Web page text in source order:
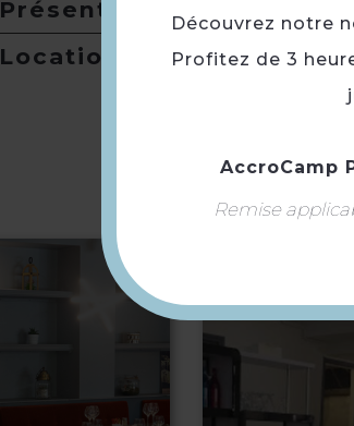
Présentation
Location de salles
Découvrez notre
Profitez de 3
AccroCamp
Remise